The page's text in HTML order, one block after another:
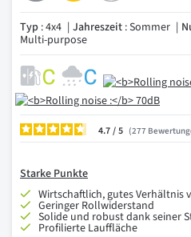
Typ : 4x4 Jahreszeit : Sommer
Multi-purpose
4.7/ 277
Starke Punkte
Wirtschaftlich, gutes Verhältnis
Geringer Rollwiderstand
Solide und robust dank seiner
Profilierte Lauffläche